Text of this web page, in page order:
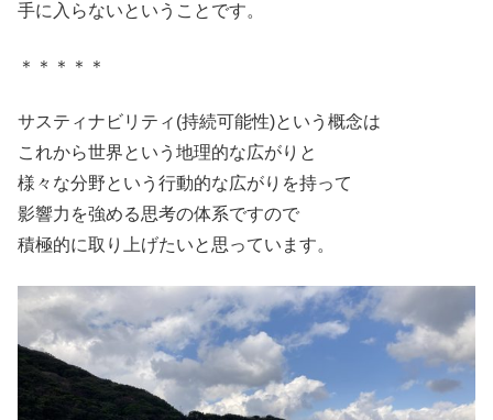
手に入らないということです。
＊＊＊＊＊
サスティナビリティ(持続可能性)という概念は
これから世界という地理的な広がりと
様々な分野という行動的な広がりを持って
影響力を強める思考の体系ですので
積極的に取り上げたいと思っています。